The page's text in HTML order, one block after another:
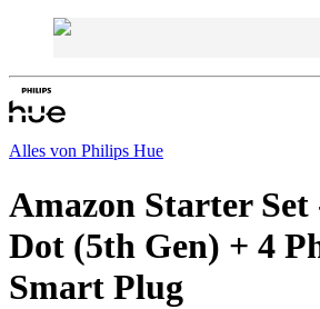
Alles von Philips Hue
Amazon Starter
Dot (5th Gen) + 4
Smart Plug